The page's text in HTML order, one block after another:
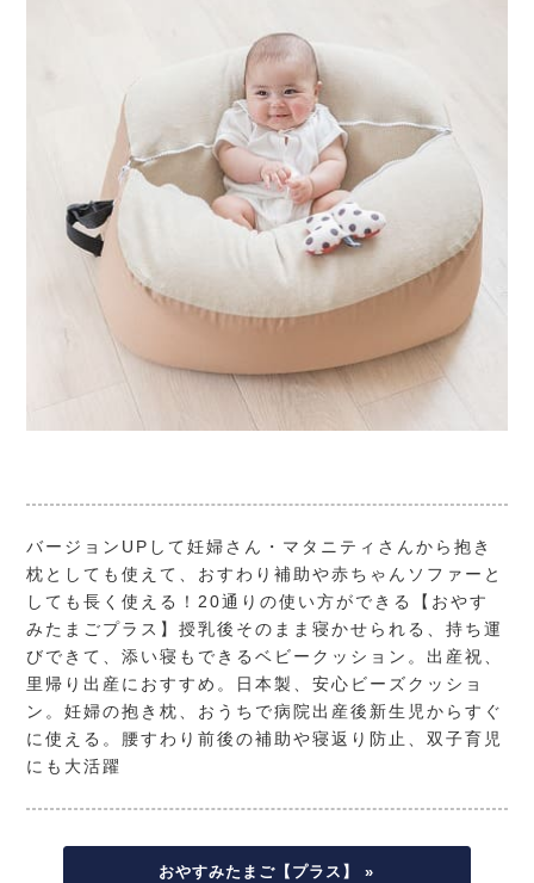
バージョンUPして妊婦さん・マタニティさんから抱き
枕としても使えて、おすわり補助や赤ちゃんソファーと
しても長く使える！20通りの使い方ができる【おやす
みたまごプラス】授乳後そのまま寝かせられる、持ち運
びできて、添い寝もできるベビークッション。出産祝、
里帰り出産におすすめ。日本製、安心ビーズクッショ
ン。妊婦の抱き枕、おうちで病院出産後新生児からすぐ
に使える。腰すわり前後の補助や寝返り防止、双子育児
にも大活躍
おやすみたまご【プラス】 »